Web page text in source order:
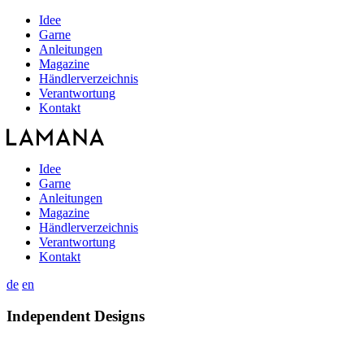
Idee
Garne
Anleitungen
Magazine
Händlerverzeichnis
Verantwortung
Kontakt
Idee
Garne
Anleitungen
Magazine
Händlerverzeichnis
Verantwortung
Kontakt
de en
Independent Designs